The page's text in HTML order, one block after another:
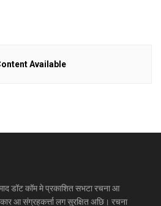
Available
डॉट कॉम मे प्रकाशित सभटा रचना आ
आ संग्रहकर्त्ता लग सुरक्षित अछि। रचना